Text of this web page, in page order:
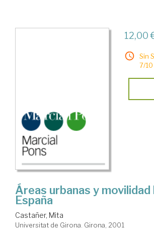
12,00
Sin
7/10
Áreas urbanas y movilidad
España
Castañer, Mita
Universitat de Girona. Girona, 2001